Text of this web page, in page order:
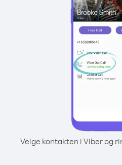
Velge kontakten i Viber og